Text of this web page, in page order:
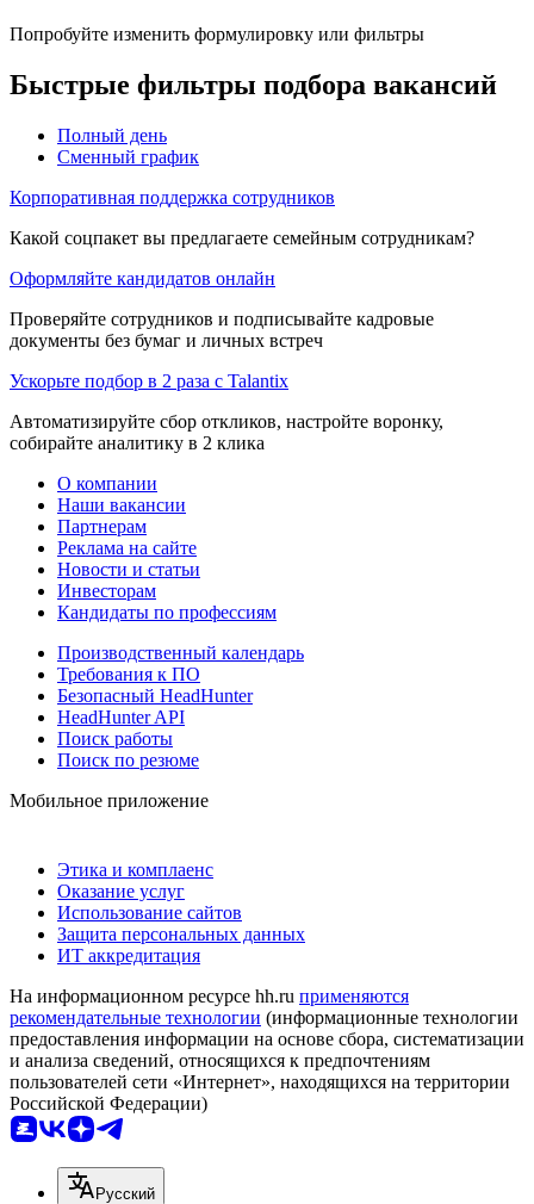
Попробуйте изменить формулировку или фильтры
Быстрые фильтры подбора вакансий
Полный день
Сменный график
Корпоративная поддержка сотрудников
Какой соцпакет вы предлагаете семейным сотрудникам?
Оформляйте кандидатов онлайн
Проверяйте сотрудников и подписывайте кадровые
документы без бумаг и личных встреч
Ускорьте подбор в 2 раза с Talantix
Автоматизируйте сбор откликов, настройте воронку,
собирайте аналитику в 2 клика
О компании
Наши вакансии
Партнерам
Реклама на сайте
Новости и статьи
Инвесторам
Кандидаты по профессиям
Производственный календарь
Требования к ПО
Безопасный HeadHunter
HeadHunter API
Поиск работы
Поиск по резюме
Мобильное приложение
Этика и комплаенс
Оказание услуг
Использование сайтов
Защита персональных данных
ИТ аккредитация
На информационном ресурсе hh.ru применяются
рекомендательные технологии (информационные технологии
предоставления информации на основе сбора, систематизации
и анализа сведений, относящихся к предпочтениям
пользователей сети «Интернет», находящихся на территории
Российской Федерации)
Русский